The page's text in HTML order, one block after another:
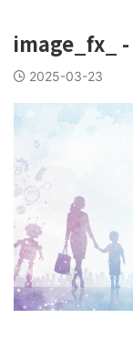
image_fx_
2025-03-23